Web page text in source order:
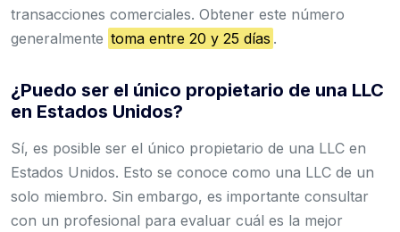
transacciones comerciales. Obtener este número
generalmente toma entre 20 y 25 días .
¿Puedo ser el único propietario de una LLC
en Estados Unidos?
Sí, es posible ser el único propietario de una LLC en
Estados Unidos. Esto se conoce como una LLC de un
solo miembro. Sin embargo, es importante consultar
con un profesional para evaluar cuál es la mejor